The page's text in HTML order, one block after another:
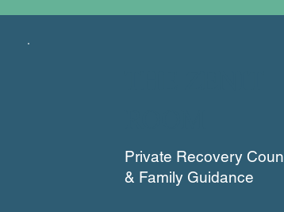
Private Recovery
& Family Guidance